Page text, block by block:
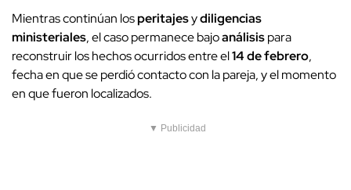
Mientras continúan losperitajesydiligencias
ministeriales, el caso permanece bajoanálisispara
reconstruir los hechos ocurridos entre el14 de febrero,
fecha en que se perdió contacto con la pareja, y el momento
en que fueron localizados.
▼ Publicidad